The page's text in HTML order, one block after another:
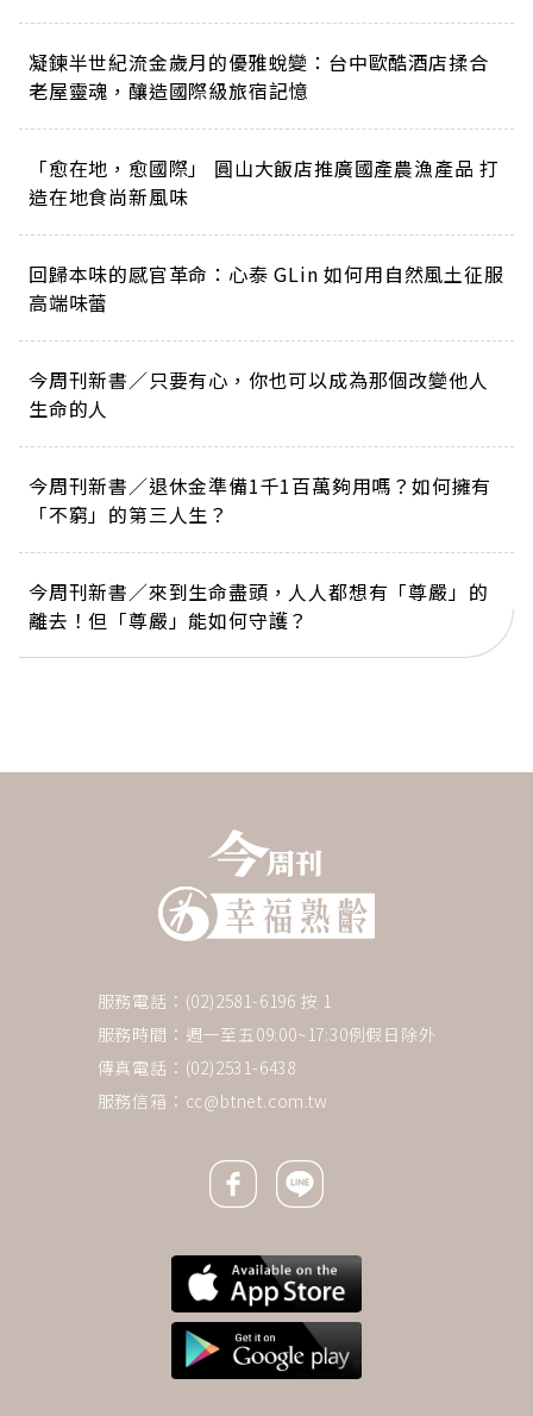
凝鍊半世紀流金歲月的優雅蛻變：台中歐酷酒店揉合
老屋靈魂，釀造國際級旅宿記憶
「愈在地，愈國際」 圓山大飯店推廣國產農漁產品 打
造在地食尚新風味
回歸本味的感官革命：心泰 GLin 如何用自然風土征服
高端味蕾
今周刊新書／只要有心，你也可以成為那個改變他人
生命的人
今周刊新書／退休金準備1千1百萬夠用嗎？如何擁有
「不窮」的第三人生？
今周刊新書／來到生命盡頭，人人都想有「尊嚴」的
離去！但「尊嚴」能如何守護？
服務電話：(02)2581-6196 按 1
服務時間：週一至五09:00~17:30例假日除外
傳真電話：(02)2531-6438
服務信箱： cc@btnet.com.tw
Facebook icon
Line icon